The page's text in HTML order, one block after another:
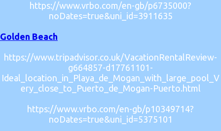
https://www.vrbo.com/en-gb/p6735000?
noDates=true&uni_id=3911635
Golden Beach
https://www.tripadvisor.co.uk/VacationRentalReview-
g664857-d17761101-
Ideal_location_in_Playa_de_Mogan_with_large_pool_V
ery_close_to_Puerto_de_Mogan-Puerto.html
https://www.vrbo.com/en-gb/p10349714?
noDates=true&uni_id=5375101